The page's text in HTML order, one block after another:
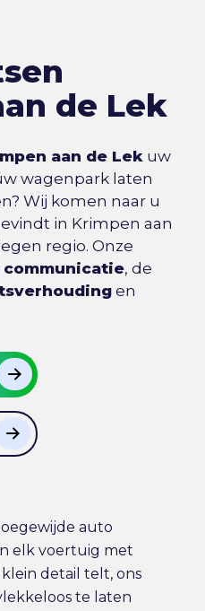
de Lek
aan de Lekuw
wagenpark laten
Wij komen naar u
in Krimpen aan
regio. Onze
communicatie, de
en
auto
elk voertuig met
detail telt, ons
te laten